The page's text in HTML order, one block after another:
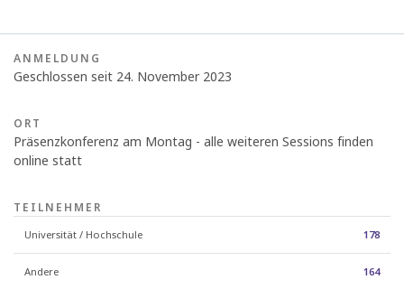
ANMELDUNG
Geschlossen seit 24. November 2023
ORT
Präsenzkonferenz am Montag - alle weiteren Sessions finden
online statt
TEILNEHMER
Universität / Hochschule 178
Andere 164